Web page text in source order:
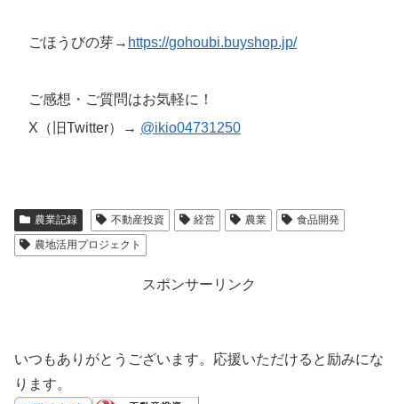
ごほうびの芽→ https://gohoubi.buyshop.jp/
ご感想・ご質問はお気軽に！
X（旧Twitter）→ @ikio04731250
農業記録 不動産投資 経営 農業
食品開発
農地活用プロジェクト
スポンサーリンク
いつもありがとうございます。応援いただけると励みにな
ります。